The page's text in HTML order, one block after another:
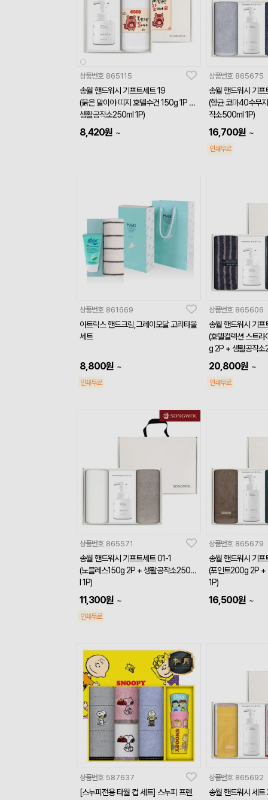
상품번호 865115
송월 핸드워시 기프트세트 19
(붉은 말이야 띠지 호텔수건 150g 1P +
생활공작소250ml 1P)
8,420원 ~
상품번호 865675
(항균 코마40수무
작소500ml 1P)
16,700원 ~
인쇄무료
상품번호 861669
아트릭스 핸드크림,그레이모달 고리타올
세트
8,800원 ~
인쇄무료
상품번호 865606
송월 핸드워시 기프
(호텔컬렉션 스트라이프 솔리드44 220
g 2P + 생활공작소
20,800원 ~
인쇄무료
상품번호 865571
송월 핸드워시 기프트세트 01-1
(노블레스150g 2P + 생활공작소250m
l 1P)
11,300원 ~
인쇄무료
상품번호 865679
송월 핸드워시 기프
(포인트200g 2P +
1P)
16,500원 ~
상품번호 587637
[스누피전용 타월 컵 세트] 스누피 프렌
상품번호 865692
송월 핸드워시 세